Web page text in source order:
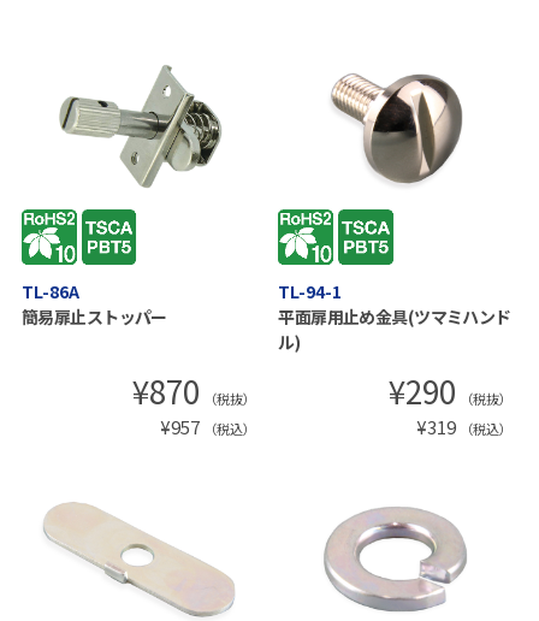
TL-86A
簡易扉止ストッパー
¥870 （税抜）
¥957 （税込）
TL-94-1
平面扉用止め金具(ツマミハンド
ル)
¥290 （税抜）
¥319 （税込）